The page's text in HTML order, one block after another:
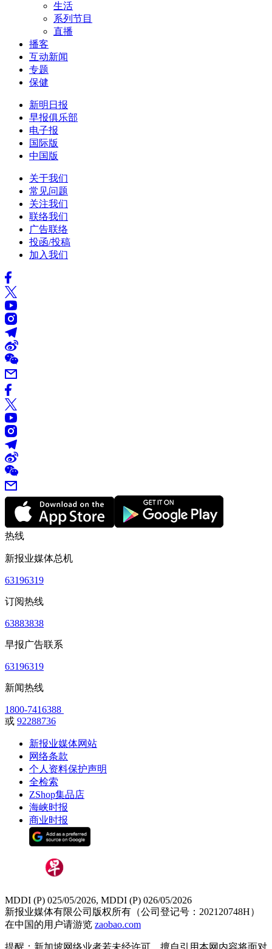
生活
系列节目
直播
播客
互动新闻
专题
保健
新明日报
早报俱乐部
电子报
国际版
中国版
关于我们
常见问题
关注我们
联络我们
广告联络
投函/投稿
加入我们
热线
新报业媒体总机
63196319
订阅热线
63883838
早报广告联系
63196319
新闻热线
1800-7416388
或 92288736
新报业媒体网站
网络条款
个人资料保护声明
全检索
ZShop集品店
海峡时报
商业时报
MDDI (P) 025/05/2026, MDDI (P) 026/05/2026
新报业媒体有限公司版权所有（公司登记号：202120748H）
在中国的用户请游览 zaobao.com
提醒：新加坡网络业者若未经许可，擅自引用本网内容将面对